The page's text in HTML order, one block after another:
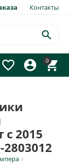
Контакты
0




2015
/
×
(AMM /
года (ОАО
уведомления.